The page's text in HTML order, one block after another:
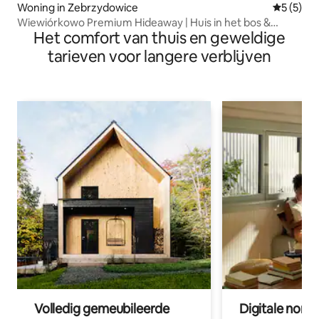
Woning in Zebrzydowice
5 (5)
Wiewiórkowo Premium Hideaway | Huis in het bos &
bioscoop
Het comfort van thuis en geweldige
tarieven voor langere verblijven
Volledig gemeubileerde
Digitale